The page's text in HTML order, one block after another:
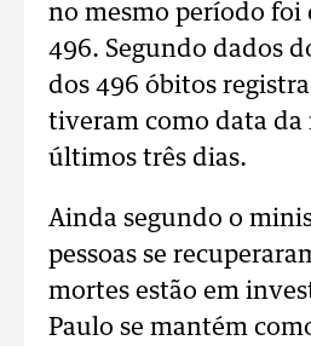
no mesmo período foi
496. Segundo dados
dos 496 óbitos
tiveram como data da
últimos três dias.
Ainda segundo o
pessoas se
mortes estão em
Paulo se mantém